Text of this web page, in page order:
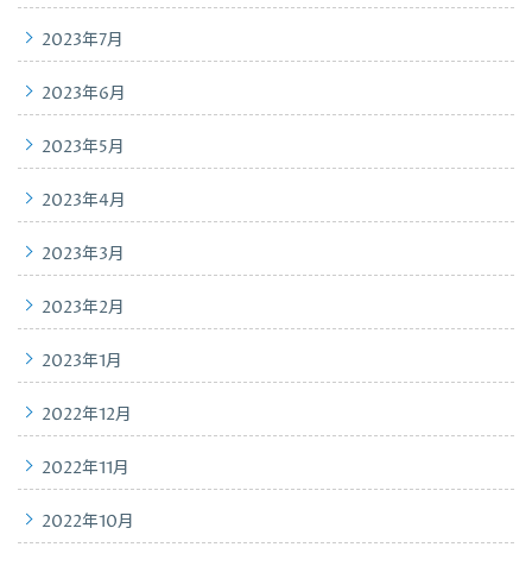
2023年7月
2023年6月
2023年5月
2023年4月
2023年3月
2023年2月
2023年1月
2022年12月
2022年11月
2022年10月